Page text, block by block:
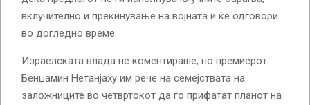
вклучително и прекинување на војната и ќе одговори
во догледно време.
Израелската влада не коментираше, но премиерот
Бенџамин Нетанјаху им рече на семејствата на
заложниците во четвртокот да го прифатат планот на